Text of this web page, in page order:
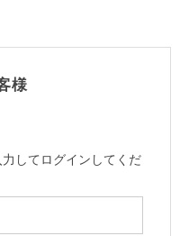
様
してログインしてくだ